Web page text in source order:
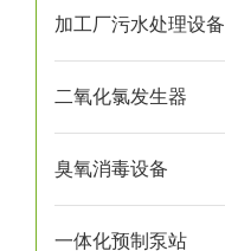
加工厂污水处理设备
二氧化氯发生器
臭氧消毒设备
一体化预制泵站